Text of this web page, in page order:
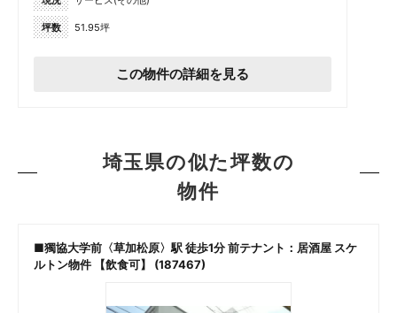
坪数 51.95坪
この物件の詳細を見る
埼玉県の似た坪数の
物件
■獨協大学前〈草加松原〉駅 徒歩1分 前テナント：居酒屋 スケ
ルトン物件 【飲食可】 (187467)